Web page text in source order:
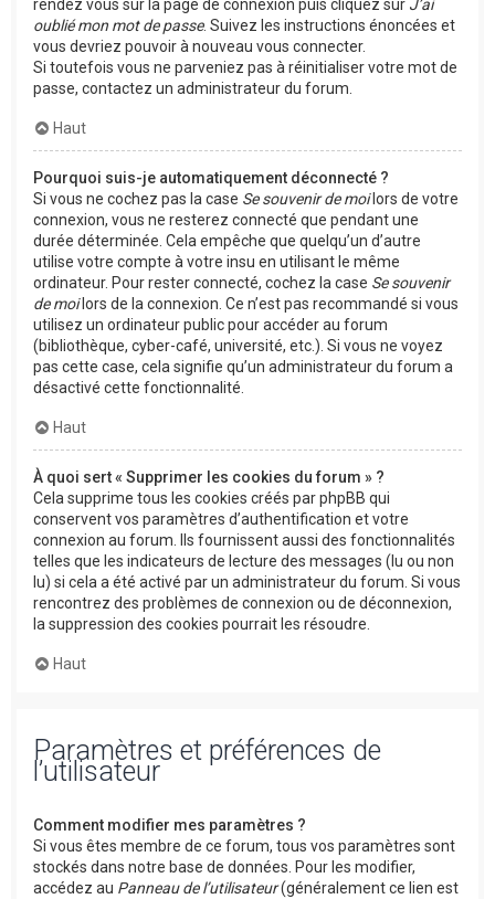
rendez vous sur la page de connexion puis cliquez sur J’ai
oublié mon mot de passe. Suivez les instructions énoncées et
vous devriez pouvoir à nouveau vous connecter.
Si toutefois vous ne parveniez pas à réinitialiser votre mot de
passe, contactez un administrateur du forum.
Haut
Pourquoi suis-je automatiquement déconnecté ?
Si vous ne cochez pas la case Se souvenir de moilors de votre
connexion, vous ne resterez connecté que pendant une
durée déterminée. Cela empêche que quelqu’un d’autre
utilise votre compte à votre insu en utilisant le même
ordinateur. Pour rester connecté, cochez la case Se souvenir
de moilors de la connexion. Ce n’est pas recommandé si vous
utilisez un ordinateur public pour accéder au forum
(bibliothèque, cyber-café, université, etc.). Si vous ne voyez
pas cette case, cela signifie qu’un administrateur du forum a
désactivé cette fonctionnalité.
Haut
À quoi sert « Supprimer les cookies du forum » ?
Cela supprime tous les cookies créés par phpBB qui
conservent vos paramètres d’authentification et votre
connexion au forum. Ils fournissent aussi des fonctionnalités
telles que les indicateurs de lecture des messages (lu ou non
lu) si cela a été activé par un administrateur du forum. Si vous
rencontrez des problèmes de connexion ou de déconnexion,
la suppression des cookies pourrait les résoudre.
Haut
Paramètres et préférences de
l’utilisateur
Comment modifier mes paramètres ?
Si vous êtes membre de ce forum, tous vos paramètres sont
stockés dans notre base de données. Pour les modifier,
accédez au Panneau de l’utilisateur(généralement ce lien est